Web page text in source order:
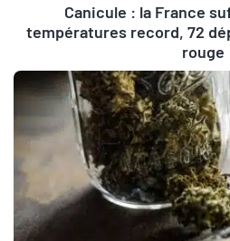
Canicule : la France
températures record, 72
rouge